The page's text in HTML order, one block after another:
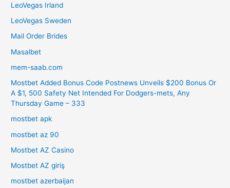
LeoVegas Irland
LeoVegas Sweden
Mail Order Brides
Masalbet
mem-saab.com
Mostbet Added Bonus Code Postnews Unveils $200 Bonus Or
A $1, 500 Safety Net Intended For Dodgers-mets, Any
Thursday Game – 333
mostbet apk
mostbet az 90
Mostbet AZ Casino
Mostbet AZ giriş
mostbet azerbaijan